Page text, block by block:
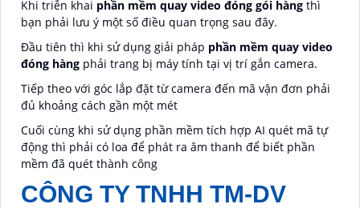
Khi triễn khai phần mềm quay video đóng gói hàng thì
bạn phải lưu ý một số điều quan trọng sau đây.
Đầu tiên thì khi sử dụng giải pháp phần mềm quay video
đóng hàng phải trang bị máy tính tại vị trí gắn camera.
Tiếp theo với góc lắp đặt từ camera đến mã vận đơn phải
đủ khoảng cách gần một mét
Cuối cùng khi sử dụng phần mềm tích hợp AI quét mã tự
động thì phải có loa để phát ra âm thanh để biết phần
mềm đã quét thành công
CÔNG TY TNHH TM-DV